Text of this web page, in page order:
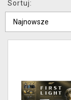
XZONE KLUB
Sortuj: